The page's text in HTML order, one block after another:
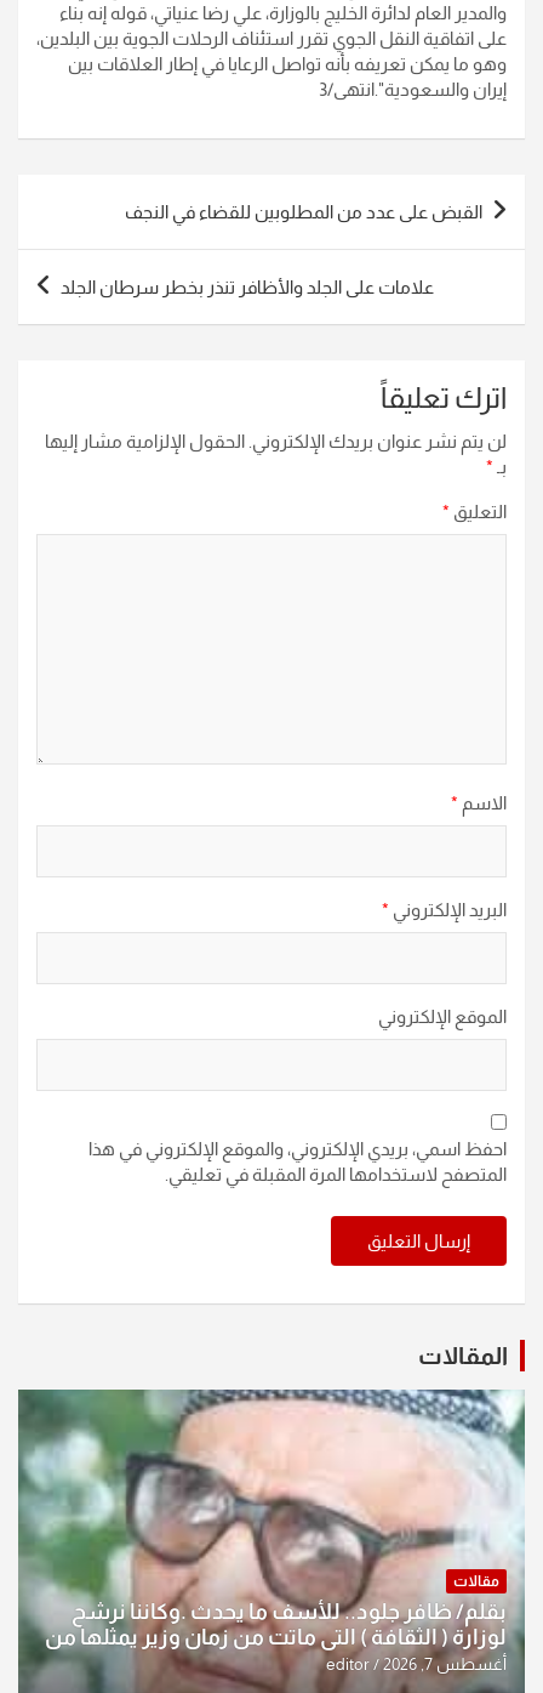
والمدير العام لدائرة الخليج بالوزارة، علي رضا عنياتي، قوله إنه بناء
على اتفاقية النقل الجوي تقرر استئناف الرحلات الجوية بين البلدين،
وهو ما يمكن تعريفه بأنه تواصل الرعايا في إطار العلاقات بين
إيران والسعودية".انتهى/3
تصفّح
المقالات
القبض على عدد من المطلوبين للقضاء في النجف
علامات على الجلد والأظافر تنذر بخطر سرطان الجلد
اترك تعليقاً
لن يتم نشر عنوان بريدك الإلكتروني. الحقول الإلزامية مشار إليها
بـ *
التعليق *
الاسم *
البريد الإلكتروني *
الموقع الإلكتروني
احفظ اسمي، بريدي الإلكتروني، والموقع الإلكتروني في هذا
المتصفح لاستخدامها المرة المقبلة في تعليقي.
المقالات
مقالات
بقلم/ ظافر جلود.. للأسف ما يحدث .وكاننا نرشح
لوزارة ( الثقافة ) التي ماتت من زمان وزير يمثلها من
النخبة والإرث العظيم للثقافة العراقية..
أغسطس 7, 2026 editor